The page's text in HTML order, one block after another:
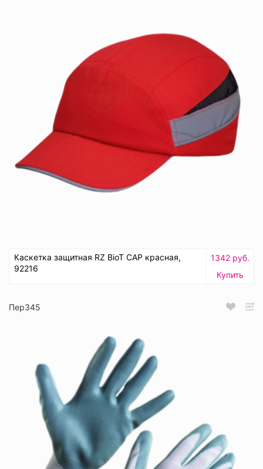
Каскетка защитная RZ BioT CAP красная,
92216
1342 руб.
Купить
Пер345